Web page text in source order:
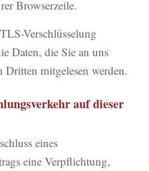
Browserzeile.
Verschlüsselung
Daten, die Sie an uns
mitgelesen werden.
auf dieser
eines
eine Verpflichtung,